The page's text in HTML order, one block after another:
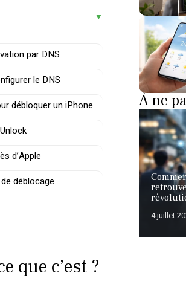
par DNS
le DNS
débloquer un iPhone
d’Apple
déblocage
que c’est ?
À ne
4 juillet